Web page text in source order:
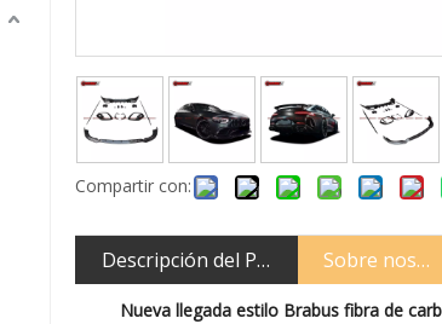
Compartir con:
Descripción del ProductoSobre
Nueva llegada estilo Brabus fibra de